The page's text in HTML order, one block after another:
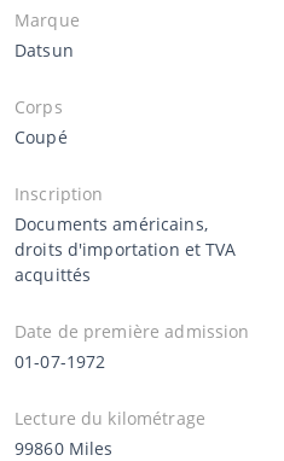
Marque
Datsun
Corps
Coupé
Inscription
Documents américains,
droits d'importation et TVA
acquittés
Date de première admission
01-07-1972
Lecture du kilométrage
99860 Miles